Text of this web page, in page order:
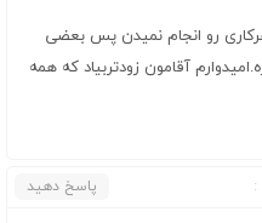
رو انجام نمیدن پس بعضی
آقامون زودتربیاد که همه
پاسخ دهید